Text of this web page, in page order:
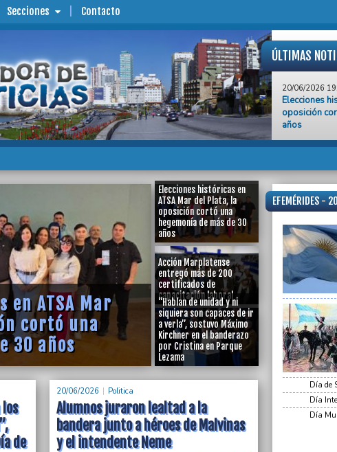
Secciones Contacto
ÚLTIMAS
20/06/2026
Elecciones
oposición
años
Acción
certificados
20/06/2026
“Hablan de
de ir a
20/06/2026
“No hay
Belgrano
acto del Día
20/06/2026
Alumnos
héroes de
20/06/2026
Alvarado
punta
20/06/2026
Dictadura
una tumba
en ATSA Mar
cortó una
30 años
Elecciones históricas en
ATSA Mar del Plata, la
oposición cortó una
hegemonía de más de 30
años
Acción Marplatense
entregó más de 200
certificados de
capacitación laboral
“Hablan de unidad y ni
siquiera son capaces de ir
a verla”, sostuvo Máximo
Kirchner en el banderazo
por Cristina en Parque
Lezama
los
de
20/06/2026 Politica
Alumnos juraron lealtad a la
bandera junto a héroes de Malvinas
y el intendente Neme
EFEMÉRIDES -
Día de
Día
Día